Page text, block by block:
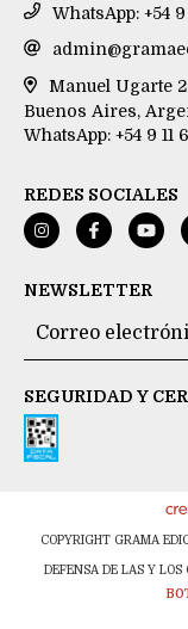
WhatsApp: +54 9
Manuel Ugarte
Buenos Aires,
WhatsApp: +54 9 11
REDES SOCIALES
NEWSLETTER
SEGURIDAD Y
COPYRIGHT GRAMA
DEFENSA DE LAS Y LOS